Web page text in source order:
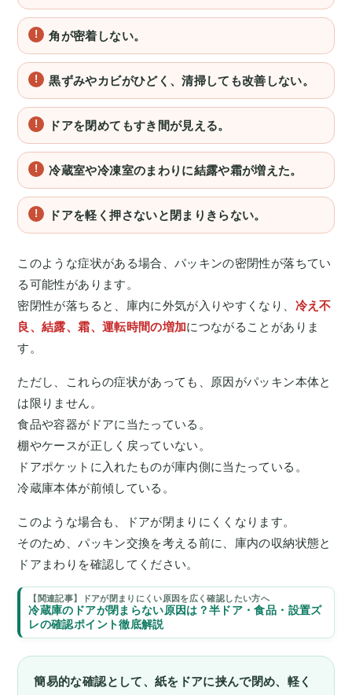
角が密着しない。
黒ずみやカビがひどく、清掃しても改善しない。
ドアを閉めてもすき間が見える。
冷蔵室や冷凍室のまわりに結露や霜が増えた。
ドアを軽く押さないと閉まりきらない。
このような症状がある場合、パッキンの密閉性が落ちてい
る可能性があります。
密閉性が落ちると、庫内に外気が入りやすくなり、 冷え不
良、結露、霜、運転時間の増加につながることがありま
す。
ただし、これらの症状があっても、原因がパッキン本体と
は限りません。
食品や容器がドアに当たっている。
棚やケースが正しく戻っていない。
ドアポケットに入れたものが庫内側に当たっている。
冷蔵庫本体が前傾している。
このような場合も、ドアが閉まりにくくなります。
そのため、パッキン交換を考える前に、庫内の収納状態と
ドアまわりを確認してください。
【関連記事】ドアが閉まりにくい原因を広く確認したい方へ
冷蔵庫のドアが閉まらない原因は？半ドア・食品・設置ズ
レの確認ポイント徹底解説
簡易的な確認として、紙をドアに挟んで閉め、軽く